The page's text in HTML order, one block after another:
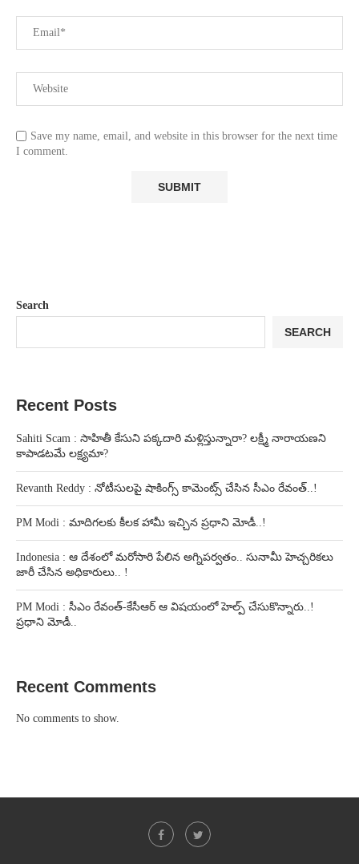
Save my name, email, and website in this browser for the next time
I comment.
Search
SEARCH
Recent Posts
Sahiti Scam : సాహితీ కేసుని పక్కదారి మళ్లిస్తున్నారా? లక్ష్మీ నారాయణని
కాపాడటమే లక్ష్యమా?
Revanth Reddy : నోటీసులపై షాకింగ్స్ కామెంట్స్ చేసిన సీఎం రేవంత్..!
PM Modi : మాదిగలకు కీలక హామీ ఇచ్చిన ప్రధాని మోడీ..!
Indonesia : ఆ దేశంలో మరోసారి పేలిన అగ్నిపర్వతం.. సునామీ హెచ్చరికలు
జారీ చేసిన అధికారులు.. !
PM Modi : సీఎం రేవంత్-కేసీఆర్ ఆ విషయంలో హెల్ప్ చేసుకొన్నారు..!
ప్రధాని మోడీ..
Recent Comments
No comments to show.